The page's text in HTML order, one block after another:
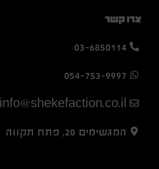
צרו קשר
03-6850114
054-753-9997
info@shekefaction.co.il
המגשימים 20, פתח תקווה